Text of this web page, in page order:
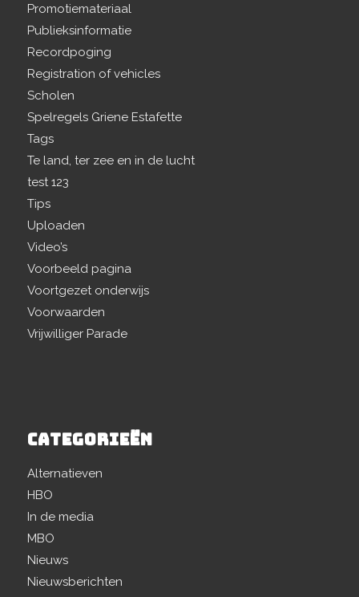
Promotiemateriaal
Publieksinformatie
Recordpoging
Registration of vehicles
Scholen
Spelregels Griene Estafette
Tags
Te land, ter zee en in de lucht
test 123
Tips
Uploaden
Video’s
Voorbeeld pagina
Voortgezet onderwijs
Voorwaarden
Vrijwilliger Parade
CATEGORIEËN
Alternatieven
HBO
In de media
MBO
Nieuws
Nieuwsberichten